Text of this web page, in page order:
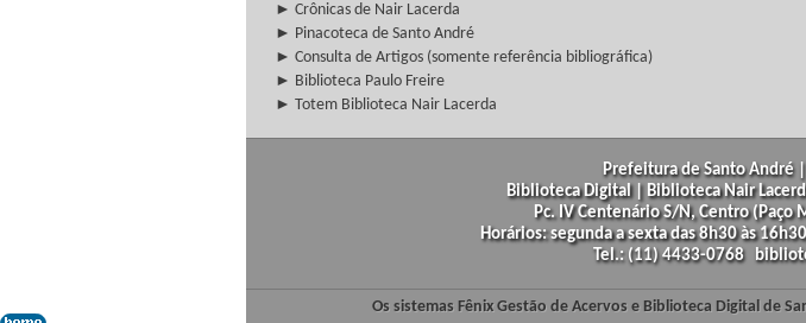
► Crônicas de Nair Lacerda
► Pinacoteca de Santo André
► Consulta de Artigos (somente referência bibliográfica)
► Biblioteca Paulo Freire
► Totem Biblioteca Nair Lacerda
Prefeitura de Santo André
Biblioteca Digital | Biblioteca Nair
Pc. IV Centenário S/N, Centro (Paço
Horários: segunda a sexta das 8h30 às
Tel.: (11) 4433-0768
Os sistemas Fênix Gestão de Acervos e Biblioteca Digital de